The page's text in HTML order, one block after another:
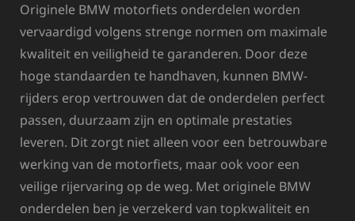
Originele BMW motorfiets onderdelen worden
vervaardigd volgens strenge normen om maximale
kwaliteit en veiligheid te garanderen. Door deze
hoge standaarden te handhaven, kunnen BMW-
rijders erop vertrouwen dat de onderdelen perfect
passen, duurzaam zijn en optimale prestaties
leveren. Dit zorgt niet alleen voor een betrouwbare
werking van de motorfiets, maar ook voor een
veilige rijervaring op de weg. Met originele BMW
onderdelen ben je verzekerd van topkwaliteit en